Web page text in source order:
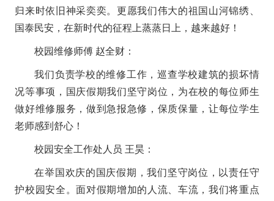
归来时依旧神采奕奕。更愿我们伟大的祖国山河锦绣、
国泰民安，在新时代的征程上蒸蒸日上，越来越好！
校园维修师傅 赵全财：
我们负责学校的维修工作，巡查学校建筑的损坏情
况等事项，国庆假期我们坚守岗位，为在校的每位师生
做好维修服务，做到急报急修，保质保量，让每位学生
老师感到舒心！
校园安全工作处人员 王昊：
在举国欢庆的国庆假期，我们坚守岗位，以责任守
护校园安全。面对假期增加的人流、车流，我们将重点